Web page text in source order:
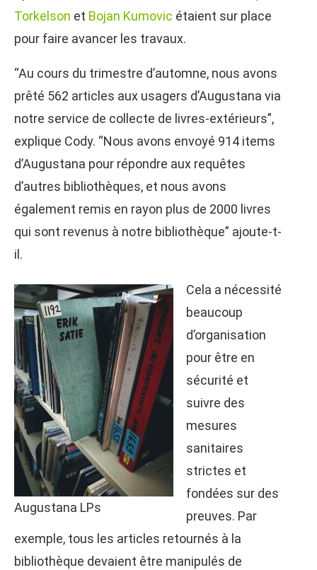
Torkelson et Bojan Kumovic étaient sur place
pour faire avancer les travaux.
“Au cours du trimestre d’automne, nous avons
prêté 562 articles aux usagers d’Augustana via
notre service de collecte de livres-extérieurs”,
explique Cody. “Nous avons envoyé 914 items
d’Augustana pour répondre aux requêtes
d’autres bibliothèques, et nous avons
également remis en rayon plus de 2000 livres
qui sont revenus à notre bibliothèque” ajoute-t-
il.
Augustana LPs
Cela a nécessité
beaucoup
d’organisation
pour être en
sécurité et
suivre des
mesures
sanitaires
strictes et
fondées sur des
preuves. Par
exemple, tous les articles retournés à la
bibliothèque devaient être manipulés de